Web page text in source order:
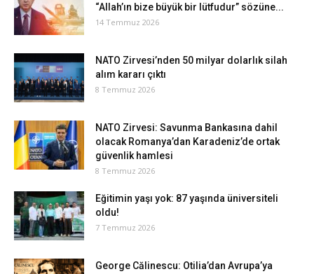
“Allah’ın bize büyük bir lütfudur” sözüne...
14 Temmuz 2026
NATO Zirvesi’nden 50 milyar dolarlık silah
alım kararı çıktı
8 Temmuz 2026
NATO Zirvesi: Savunma Bankasına dahil
olacak Romanya’dan Karadeniz’de ortak
güvenlik hamlesi
8 Temmuz 2026
Eğitimin yaşı yok: 87 yaşında üniversiteli
oldu!
7 Temmuz 2026
George Călinescu: Otilia’dan Avrupa’ya